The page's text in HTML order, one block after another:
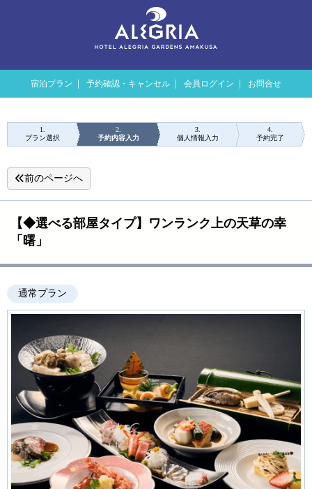
宿泊プラン 予約確認・キャンセル 会員ログイン お問合せ
1
プラン選択
2
予約内容入力
3
個人情報入力
4
予約完了
前のページへ
【◆選べる部屋タイプ】ワンランク上の天草の幸
「曙」
通常プラン